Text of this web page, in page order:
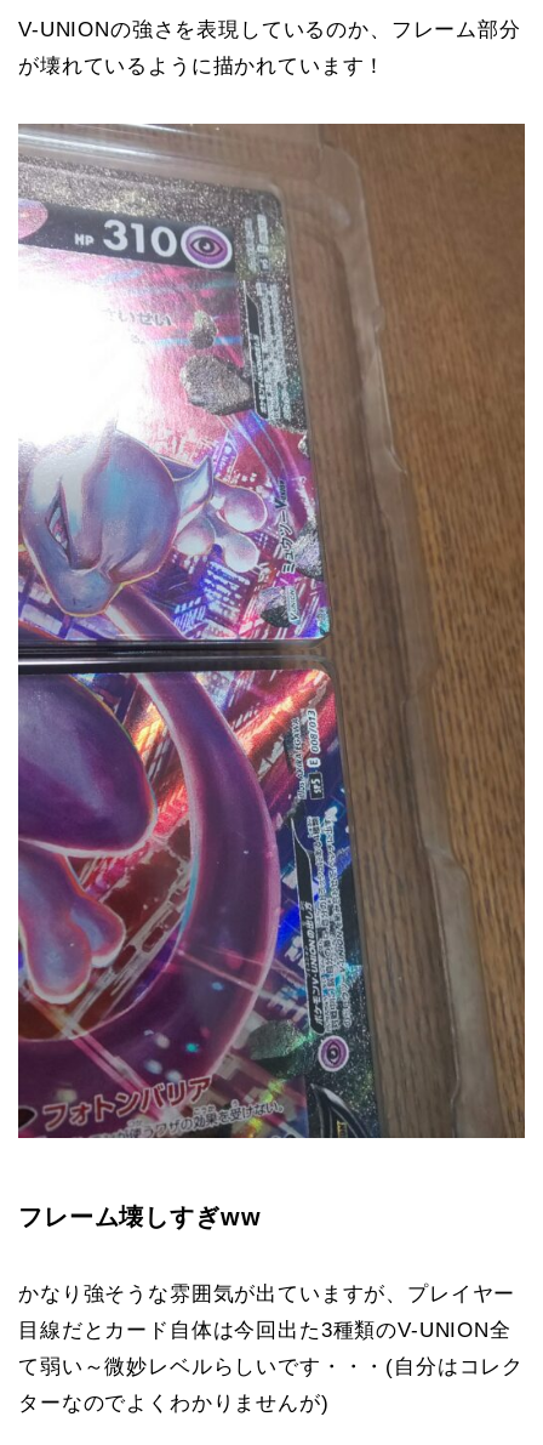
V-UNIONの強さを表現しているのか、フレーム部分
が壊れているように描かれています！
フレーム壊しすぎww
かなり強そうな雰囲気が出ていますが、プレイヤー
目線だとカード自体は今回出た3種類のV-UNION全
て弱い～微妙レベルらしいです・・・(自分はコレク
ターなのでよくわかりませんが)